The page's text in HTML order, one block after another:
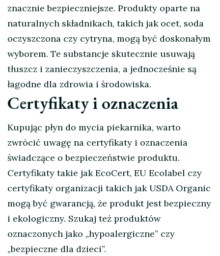
znacznie bezpieczniejsze. Produkty oparte na
naturalnych składnikach, takich jak ocet, soda
oczyszczona czy cytryna, mogą być doskonałym
wyborem. Te substancje skutecznie usuwają
tłuszcz i zanieczyszczenia, a jednocześnie są
łagodne dla zdrowia i środowiska.
Certyfikaty i oznaczenia
Kupując płyn do mycia piekarnika, warto
zwrócić uwagę na certyfikaty i oznaczenia
świadczące o bezpieczeństwie produktu.
Certyfikaty takie jak EcoCert, EU Ecolabel czy
certyfikaty organizacji takich jak USDA Organic
mogą być gwarancją, że produkt jest bezpieczny
i ekologiczny. Szukaj też produktów
oznaczonych jako „hypoalergiczne” czy
„bezpieczne dla dzieci”.